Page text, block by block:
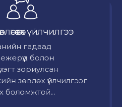
өгөх үйлчилгээ
гадаад
болон
зориулсан
зөвлөх үйлчилгээг
боломжтой...